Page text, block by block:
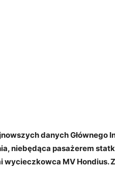
danych
niebędąca pasażerem
wycieczkowca MV Hondius.